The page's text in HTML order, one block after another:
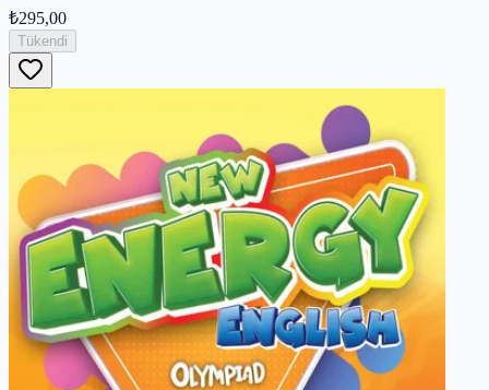
₺295,00
Tükendi